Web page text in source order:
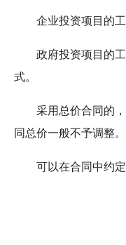
企业投资项目的
政府投资项目的
式。
采用总价合同的
同总价一般不予调整。
可以在合同中约